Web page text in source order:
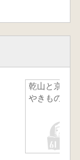
乾山と京の
やきもの展